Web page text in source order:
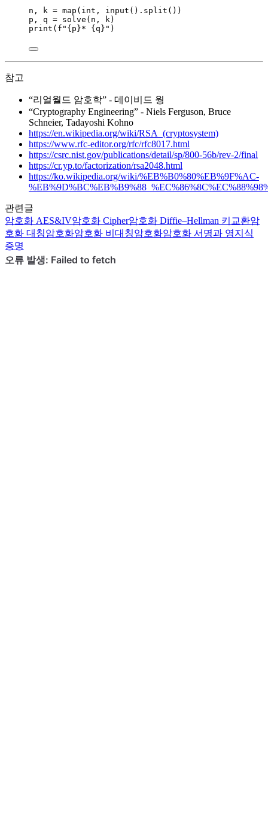
n, k = map ( int , input () . split ())
p, q = solve ( n , k )
print ( f " {p}* {q} " )
참고
“리얼월드 암호학” - 데이비드 웡
“Cryptography Engineering” - Niels Ferguson, Bruce
Schneier, Tadayoshi Kohno
https://en.wikipedia.org/wiki/RSA_(cryptosystem)
https://www.rfc-editor.org/rfc/rfc8017.html
https://csrc.nist.gov/publications/detail/sp/800-56b/rev-2/final
https://cr.yp.to/factorization/rsa2048.html
https://ko.wikipedia.org/wiki/%EB%B0%80%EB%9F%AC-
관련글
암호화 AES&IV암호화 Cipher암호화 Diffie–Hellman 키교환암
호화 대칭암호화암호화 비대칭암호화암호화 서명과 영지식
증명